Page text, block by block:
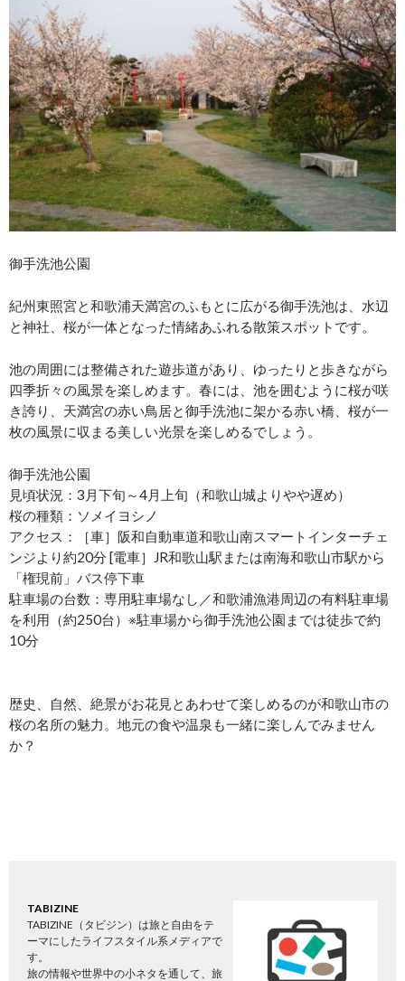
御手洗池公園
紀州東照宮と和歌浦天満宮のふもとに広がる御手洗池は、水辺
と神社、桜が一体となった情緒あふれる散策スポットです。
池の周囲には整備された遊歩道があり、ゆったりと歩きながら
四季折々の風景を楽しめます。春には、池を囲むように桜が咲
き誇り、天満宮の赤い鳥居と御手洗池に架かる赤い橋、桜が一
枚の風景に収まる美しい光景を楽しめるでしょう。
御手洗池公園
見頃状況：3月下旬～4月上旬（和歌山城よりやや遅め）
桜の種類：ソメイヨシノ
アクセス：［車］阪和自動車道和歌山南スマートインターチェ
ンジより約20分 [電車］JR和歌山駅または南海和歌山市駅から
「権現前」バス停下車
駐車場の台数：専用駐車場なし／和歌浦漁港周辺の有料駐車場
を利用（約250台）※駐車場から御手洗池公園までは徒歩で約
10分
歴史、自然、絶景がお花見とあわせて楽しめるのが和歌山市の
桜の名所の魅力。地元の食や温泉も一緒に楽しんでみません
か？
TABIZINE
TABIZINE（タビジン）は旅と自由をテ
ーマにしたライフスタイル系メディアで
す。
旅の情報や世界中の小ネタを通して、旅